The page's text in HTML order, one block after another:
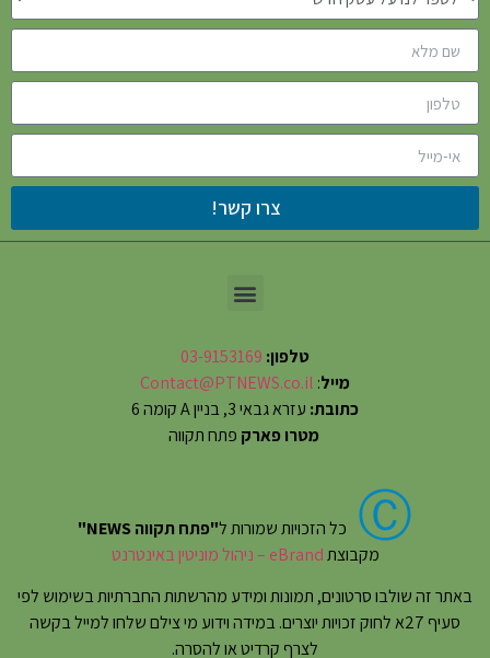
צרו קשר!
טלפון: 03-9153169
מייל:
Contact@PTNEWS.co.il
כתובת: עזרא גבאי 3, בניין A קומה 6
מטרו פארק פתח תקווה
Ⓒ כל הזכויות שמורות ל"פתח תקווה NEWS"
מקבוצתeBrand – ניהול מוניטין באינטרנט
באתר זה שולבו סרטונים, תמונות ומידע מהרשתות החברתיות בשימוש לפי
סעיף 27א לחוק זכויות יוצרים. במידה וידוע מי צילם שלחו למייל בקשה
לצרף קרדיט או להסרה.